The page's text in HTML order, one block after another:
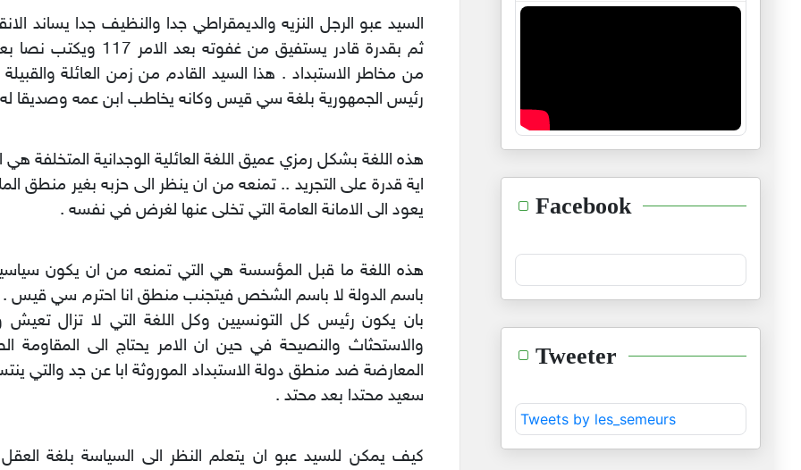
السيد عبو الرجل النزيه والديمقراطي جدا والنظيف جدا يساند
ثم بقدرة قادر يستفيق من غفوته
من مخاطر الاستبداد . هذا السيد القادم من زمن العائلة
رئيس الجمهورية بلغة سي قيس وكانه يخاطب ابن عمه وصديقا
هذه اللغة بشكل رمزي عميق اللغة العائلية الوجدانية المتخلفة
اية قدرة على التجريد .. تمنعه من ان ينظر الى حزبه بغير منطق
يعود الى الامانة العامة التي تخلى عنها لغرض في نفسه .
هذه اللغة ما قبل المؤسسة هي التي تمنعه من ان يكون سياسيا
باسم الدولة لا باسم الشخص فيتجنب منطق انا احترم سي قيس .
بان يكون رئيس كل التونسيين وكل اللغة التي لا تزال تعيش
والاستحثاث والنصيحة في حين ان الامر يحتاج الى المقاومة
المعارضة ضد منطق دولة الاستبداد الموروثة ابا عن جد والتي
سعيد محتدا بعد محتد .
كيف يمكن للسيد عبو ان يتعلم النظر الى السياسة بلغة العقل
Facebook
Tweeter
Tweets by les_semeurs